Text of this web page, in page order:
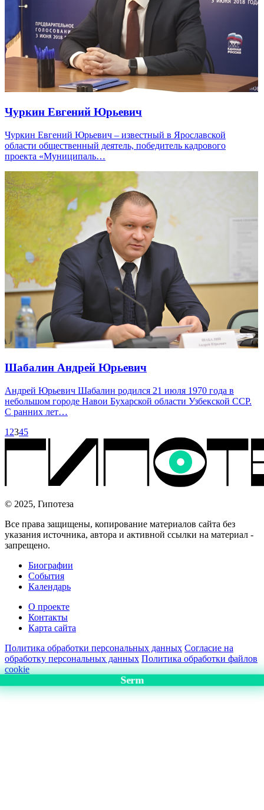
Чуркин Евгений Юрьевич
Чуркин Евгений Юрьевич – известный в Ярославской
области общественный деятель, победитель кадрового
проекта «Муниципаль…
Шабалин Андрей Юрьевич
Андрей Юрьевич Шабалин родился 21 июля 1970 года в
небольшом городе Навои Бухарской области Узбекской ССР.
С ранних лет…
1 2345
© 2025, Гипотеза
Все права защищены, копирование материалов сайта без
указания источника, автора и активной ссылки на материал -
запрещено.
Биографии
События
Календарь
О проекте
Контакты
Карта сайта
Политика обработки персональных данных Согласие на
обработку персональных данных Политика обработки файлов
cookie
Serm